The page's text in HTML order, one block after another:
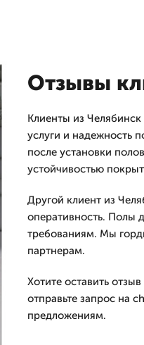
Отзывы
Клиенты из
услуги и надежность
после установки
устойчивостью
Другой клиент из
оперативность. Полы
требованиям. Мы
партнерам.
Хотите оставить
отправьте запрос на
предложениям.